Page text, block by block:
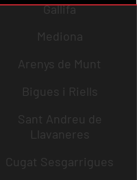
Gallifa
Mediona
Arenys de Munt
Bigues i Riells
Sant Andreu de
Llavaneres
Cugat Sesgarrigues